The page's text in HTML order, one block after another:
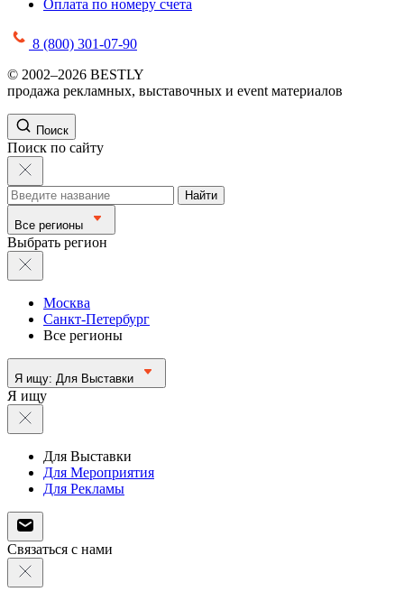
Оплата по номеру счета
8 (800) 301-07-90
© 2002–2026 BESTLY
продажа рекламных, выставочных и event материалов
Поиск
Поиск по сайту
Найти
Все регионы
Выбрать регион
Москва
Санкт-Петербург
Все регионы
Я ищу: Для Выставки
Я ищу
Для Выставки
Для Мероприятия
Для Рекламы
Связаться с нами